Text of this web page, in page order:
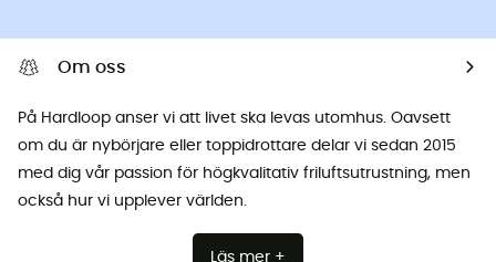
Om oss
På Hardloop anser vi att livet ska levas utomhus. Oavsett
om du är nybörjare eller toppidrottare delar vi sedan 2015
med dig vår passion för högkvalitativ friluftsutrustning, men
också hur vi upplever världen.
Läs mer +